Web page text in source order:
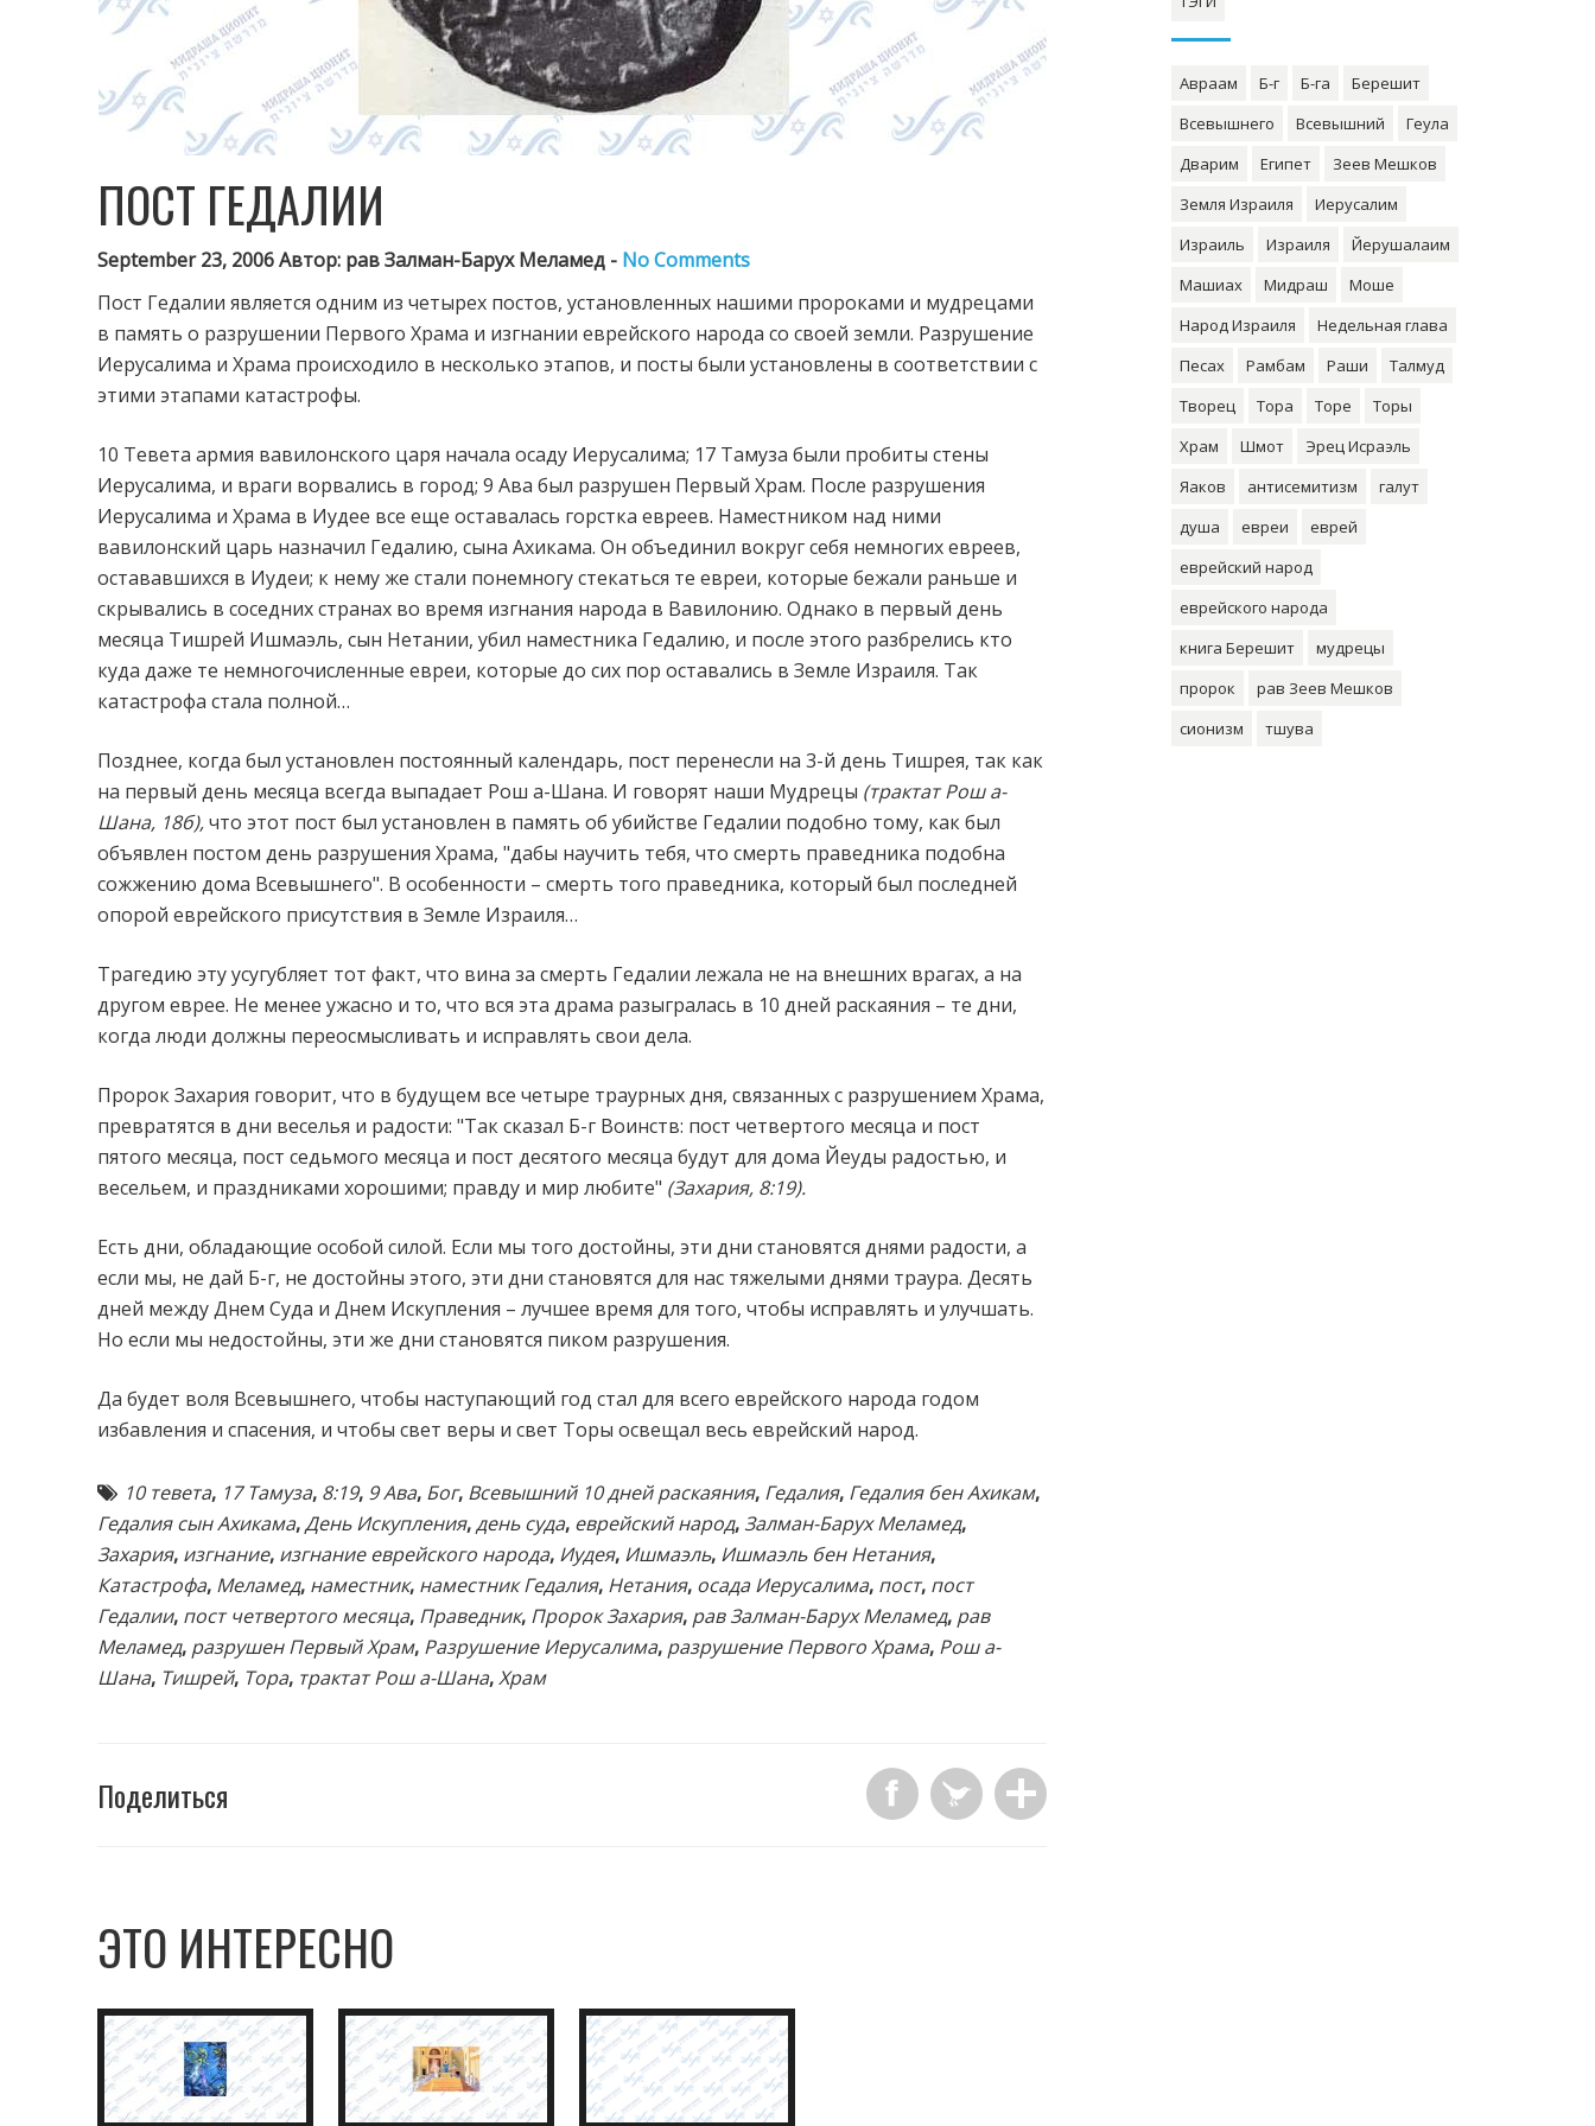
ПОСТ ГЕДАЛИИ
September 23, 2006 Автор: рав Залман-Барух Меламед - No Comments
Пост Гедалии является одним из четырех постов, установленных нашими пророками и мудрецами
в память о разрушении Первого Храма и изгнании еврейского народа со своей земли. Разрушение
Иерусалима и Храма происходило в несколько этапов, и посты были установлены в соответствии с
этими этапами катастрофы.
10 Тевета армия вавилонского царя начала осаду Иерусалима; 17 Тамуза были пробиты стены
Иерусалима, и враги ворвались в город; 9 Ава был разрушен Первый Храм. После разрушения
Иерусалима и Храма в Иудее все еще оставалась горстка евреев. Наместником над ними
вавилонский царь назначил Гедалию, сына Ахикама. Он объединил вокруг себя немногих евреев,
остававшихся в Иудеи; к нему же стали понемногу стекаться те евреи, которые бежали раньше и
скрывались в соседних странах во время изгнания народа в Вавилонию. Однако в первый день
месяца Тишрей Ишмаэль, сын Нетании, убил наместника Гедалию, и после этого разбрелись кто
куда даже те немногочисленные евреи, которые до сих пор оставались в Земле Израиля. Так
катастрофа стала полной…
Позднее, когда был установлен постоянный календарь, пост перенесли на 3-й день Тишрея, так как
на первый день месяца всегда выпадает Рош а-Шана. И говорят наши Мудрецы (трактат Рош а-
Шана, 18б),что этот пост был установлен в память об убийстве Гедалии подобно тому, как был
объявлен постом день разрушения Храма, "дабы научить тебя, что смерть праведника подобна
сожжению дома Всевышнего". В особенности – смерть того праведника, который был последней
опорой еврейского присутствия в Земле Израиля…
Трагедию эту усугубляет тот факт, что вина за смерть Гедалии лежала не на внешних врагах, а на
другом еврее. Не менее ужасно и то, что вся эта драма разыгралась в 10 дней раскаяния – те дни,
когда люди должны переосмысливать и исправлять свои дела.
Пророк Захария говорит, что в будущем все четыре траурных дня, связанных с разрушением Храма,
превратятся в дни веселья и радости: "Так сказал Б-г Воинств: пост четвертого месяца и пост
пятого месяца, пост седьмого месяца и пост десятого месяца будут для дома Йеуды радостью, и
весельем, и праздниками хорошими; правду и мир любите" (Захария, 8:19).
Есть дни, обладающие особой силой. Если мы того достойны, эти дни становятся днями радости, а
если мы, не дай Б-г, не достойны этого, эти дни становятся для нас тяжелыми днями траура. Десять
дней между Днем Суда и Днем Искупления – лучшее время для того, чтобы исправлять и улучшать.
Но если мы недостойны, эти же дни становятся пиком разрушения.
Да будет воля Всевышнего, чтобы наступающий год стал для всего еврейского народа годом
избавления и спасения, и чтобы свет веры и свет Торы освещал весь еврейский народ.
10 тевета, 17 Тамуза, 8:19, 9 Ава, Бог, Всевышний 10 дней раскаяния, Гедалия, Гедалия бен Ахикам,
Гедалия сын Ахикама,День Искупления,день суда, еврейский народ, Залман-Барух Меламед,
Захария, изгнание, изгнание еврейского народа, Иудея, Ишмаэль, Ишмаэль бен Нетания,
Катастрофа, Меламед, наместник, наместник Гедалия, Нетания, осада Иерусалима, пост, пост
Гедалии, пост четвертого месяца, Праведник, Пророк Захария, рав Залман-Барух Меламед, рав
Меламед, разрушен Первый Храм, Разрушение Иерусалима, разрушение Первого Храма, Рош а-
Шана, Тишрей, Тора, трактат Рош а-Шана,Храм
Поделиться
ЭТО ИНТЕРЕСНО
Авраам Б-г Б-га
Берешит
Всевышнего
Всевышний
Геула
Дварим
Египет
Зеев Мешков
Земля Израиля
Иерусалим
Израиль
Израиля
Йерушалаим
Машиах
Мидраш
Моше
Народ Израиля
Недельная глава
Песах
Рамбам Раши
Талмуд
Творец
Тора Торе
Торы
Храм
Шмот
Эрец Исраэль
Яаков
антисемитизм
галут
душа
евреи
еврей
еврейский народ
еврейского народа
книга Берешит
мудрецы
пророк
рав Зеев Мешков
сионизм
тшува